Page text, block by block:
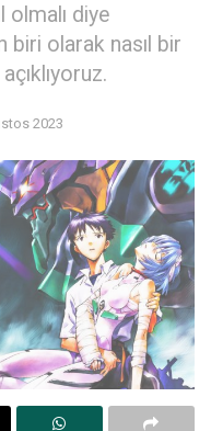
olmalı diye
biri olarak nasıl bir
2023